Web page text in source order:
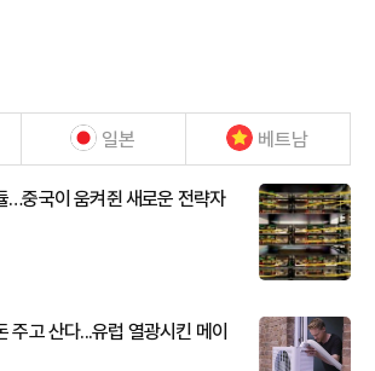
일본 베트남
…중국이 움켜쥔 새로운 전략자
주고 산다...유럽 열광시킨 메이